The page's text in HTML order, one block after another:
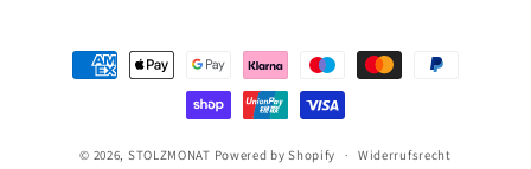
Zahlungsmethoden
© 2026, STOLZMONAT Powered by Shopify Widerrufsrecht